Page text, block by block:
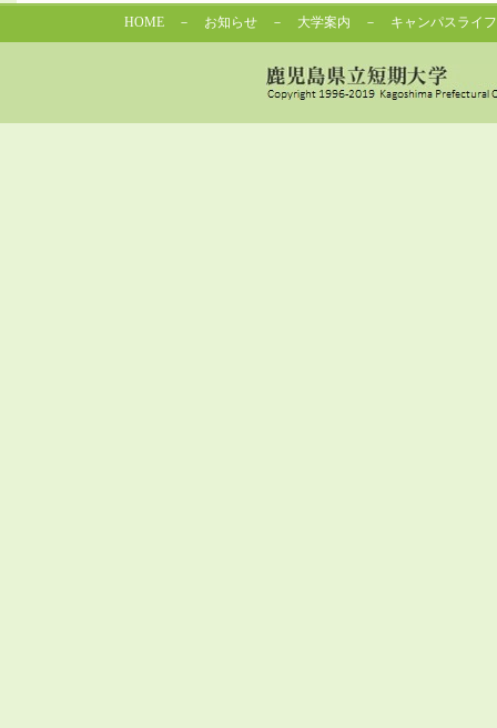
HOME － お知らせ － 大学案内 － キャンパスライフ